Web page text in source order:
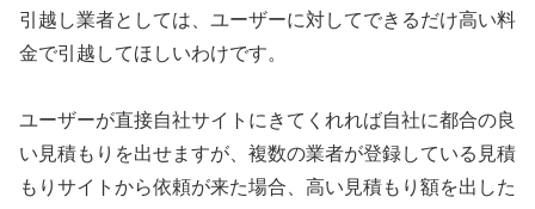
引越し業者としては、ユーザーに対してできるだけ高い料
金で引越してほしいわけです。
ユーザーが直接自社サイトにきてくれれば自社に都合の良
い見積もりを出せますが、複数の業者が登録している見積
もりサイトから依頼が来た場合、高い見積もり額を出した